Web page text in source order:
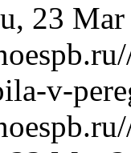
23
v-